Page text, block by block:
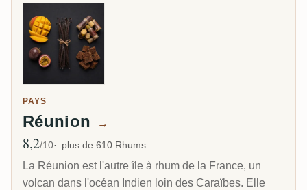
PAYS
Réunion →
Note moyenne
8,2/10 plus de 610 Rhums
La Réunion est l'autre île à rhum de la France, un
volcan dans l'océan Indien loin des Caraïbes. Elle